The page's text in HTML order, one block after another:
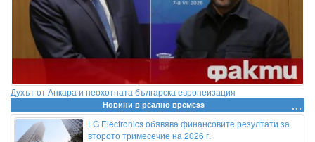
Духът от Анкара и неохотната българска европеизация
Новини в реално времеss
LG Electronics обявява финансовите резултати за
второто тримесечие на 2026 г.